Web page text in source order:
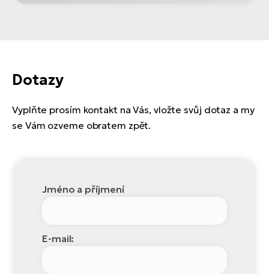
Dotazy
Vyplňte prosím kontakt na Vás, vložte svůj dotaz a my
se Vám ozveme obratem zpět.
Jméno a příjmení
E-mail: